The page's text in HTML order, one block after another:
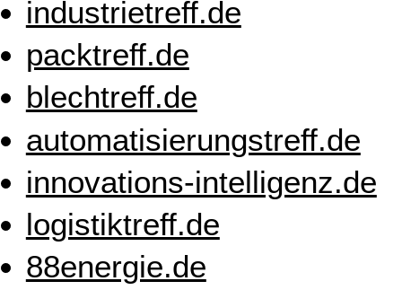
industrietreff.de
packtreff.de
blechtreff.de
automatisierungstreff.de
innovations-intelligenz.de
logistiktreff.de
88energie.de